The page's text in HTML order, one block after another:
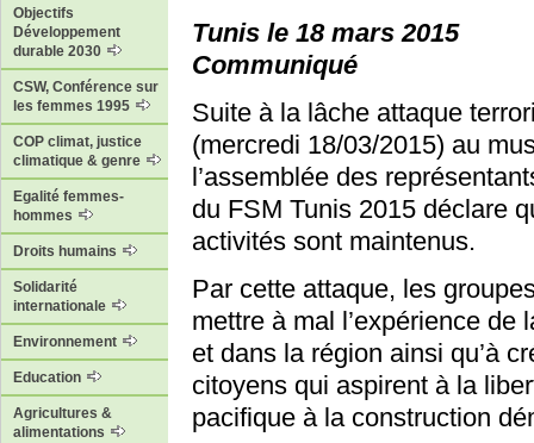
Objectifs
Développement
durable 2030
CSW, Conférence sur
les femmes 1995
COP climat, justice
climatique & genre
Egalité femmes-
hommes
Droits humains
Solidarité
internationale
Environnement
Education
Agricultures &
alimentations
Tunis le 18 mars 2015
Communiqué
Suite à la lâche attaque
(mercredi 18/03/2015) au
l’assemblée des
du FSM Tunis 2015 déclare
activités sont maintenus.
Par cette attaque, les
mettre à mal l’expérience
et dans la région ainsi qu’à
citoyens qui aspirent à la
pacifique à la construction